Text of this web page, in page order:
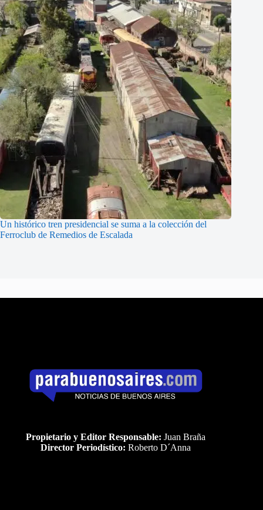
Un histórico tren presidencial se suma a la colección del
Ferroclub de Remedios de Escalada
Propietario y Editor Responsable: Juan Braña
Director Periodístico: Roberto D´Anna